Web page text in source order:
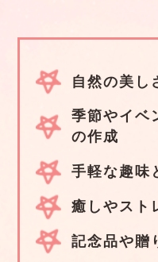
自然の美し
季節やイベ
の作成
手軽な趣味
癒しやスト
記念品や贈